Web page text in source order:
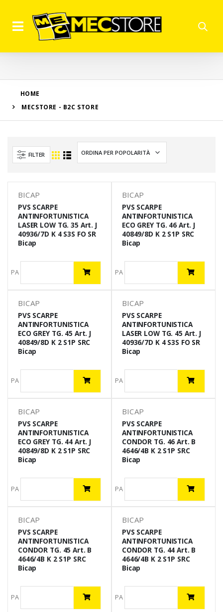
HOME
MECSTORE - B2C STORE
FILTER
BICAP
PVS SCARPE
ANTINFORTUNISTICA
LASER LOW TG. 35 Art. J
40936/7D K 4 S3S FO SR
Bicap
PA
BICAP
PVS SCARPE
ANTINFORTUNISTICA
ECO GREY TG. 46 Art. J
40849/8D K 2 S1P SRC
Bicap
PA
BICAP
PVS SCARPE
ANTINFORTUNISTICA
ECO GREY TG. 45 Art. J
40849/8D K 2 S1P SRC
Bicap
PA
BICAP
PVS SCARPE
ANTINFORTUNISTICA
LASER LOW TG. 45 Art. J
40936/7D K 4 S3S FO SR
Bicap
PA
BICAP
PVS SCARPE
ANTINFORTUNISTICA
ECO GREY TG. 44 Art. J
40849/8D K 2 S1P SRC
Bicap
PA
BICAP
PVS SCARPE
ANTINFORTUNISTICA
CONDOR TG. 46 Art. B
4646/4B K 2 S1P SRC
Bicap
PA
BICAP
PVS SCARPE
ANTINFORTUNISTICA
CONDOR TG. 45 Art. B
4646/4B K 2 S1P SRC
Bicap
PA
BICAP
PVS SCARPE
ANTINFORTUNISTICA
CONDOR TG. 44 Art. B
4646/4B K 2 S1P SRC
Bicap
PA